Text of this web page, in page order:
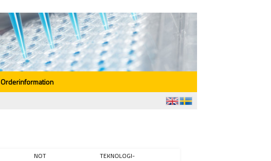
Orderinformation
NOT TEKNOLOGI-